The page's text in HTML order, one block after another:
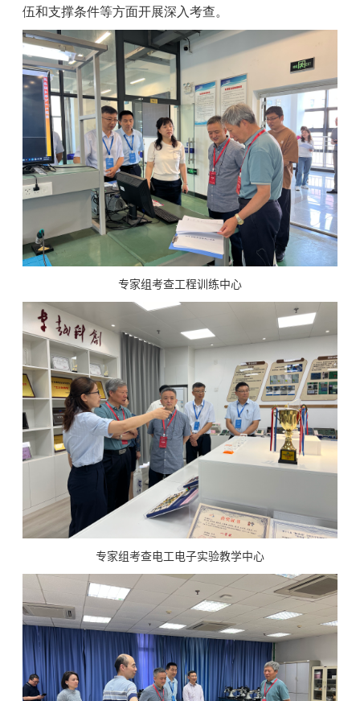
伍和支撑条件等方面开展深入考查。
专家组考查工程训练中心
专家组考查电工电子实验教学中心